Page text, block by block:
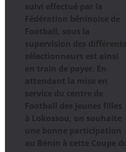
suivi effectué par la
Fédération béninoise de
Football, sous la
supervision des différents
sélectionneurs est ainsi
en train de payer. En
attendant la mise en
service du centre de
Football des jeunes filles
à Lokossou, on souhaite
une bonne participation
au Bénin à cette Coupe